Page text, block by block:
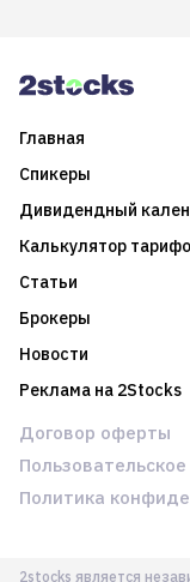
Главная
Спикеры
Дивидендный
Калькулятор
Статьи
Брокеры
Новости
Реклама на 2Stocks
2stocks является
Договор оферты
Политика